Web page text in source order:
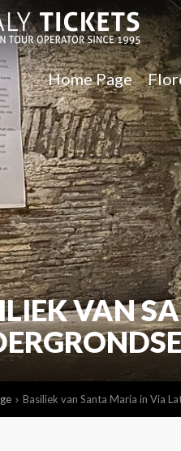
Home Page
VAN
Basiliek van Santa Maria in Via